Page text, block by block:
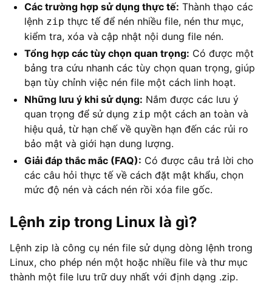
Các trường hợp sử dụng thực tế: Thành thạo các
lệnh zip thực tế để nén nhiều file, nén thư mục,
kiểm tra, xóa và cập nhật nội dung file nén.
Tổng hợp các tùy chọn quan trọng: Có được một
bảng tra cứu nhanh các tùy chọn quan trọng, giúp
bạn tùy chỉnh việc nén file một cách linh hoạt.
Những lưu ý khi sử dụng: Nắm được các lưu ý
quan trọng để sử dụng zip một cách an toàn và
hiệu quả, từ hạn chế về quyền hạn đến các rủi ro
bảo mật và giới hạn dung lượng.
Giải đáp thắc mắc (FAQ): Có được câu trả lời cho
các câu hỏi thực tế về cách đặt mật khẩu, chọn
mức độ nén và cách nén rồi xóa file gốc.
Lệnh zip trong Linux là gì?
Lệnh zip là công cụ nén file sử dụng dòng lệnh trong
Linux, cho phép nén một hoặc nhiều file và thư mục
thành một file lưu trữ duy nhất với định dạng .zip.